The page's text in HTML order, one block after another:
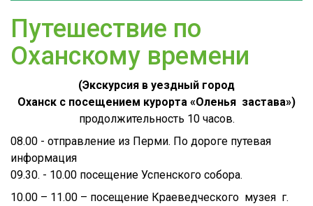
Путешествие по
Оханскому времени
(Экскурсия в уездный город
Оханск с посещением курорта «Оленья застава»)
продолжительность 10 часов.
08.00 - отправление из Перми. По дороге путевая
информация
09.30. - 10.00 посещение Успенского собора.
10.00 – 11.00 – посещение Краеведческого музея г.